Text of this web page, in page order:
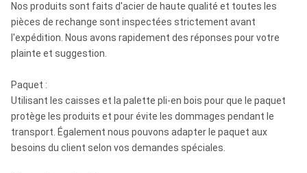
Nos produits sont faits d'acier de haute qualité et toutes les
pièces de rechange sont inspectées strictement avant
l'expédition. Nous avons rapidement des réponses pour votre
plainte et suggestion.
Paquet :
Utilisant les caisses et la palette pli-en bois pour que le paquet
protège les produits et pour évite les dommages pendant le
transport. Également nous pouvons adapter le paquet aux
besoins du client selon vos demandes spéciales.